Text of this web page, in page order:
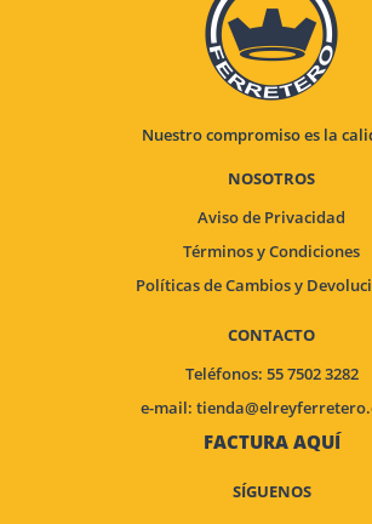
Nuestro compromiso es la
NOSOTROS
Aviso de Privacidad
Términos y Condiciones
Políticas de Cambios y
CONTACTO
Teléfonos: 55 7502 3282
e-mail:
FACTURA AQUÍ
SÍGUENOS